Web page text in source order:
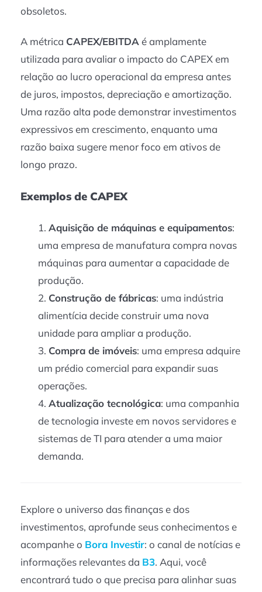
obsoletos.
A métrica CAPEX/EBITDA é amplamente
utilizada para avaliar o impacto do CAPEX em
relação ao lucro operacional da empresa antes
de juros, impostos, depreciação e amortização.
Uma razão alta pode demonstrar investimentos
expressivos em crescimento, enquanto uma
razão baixa sugere menor foco em ativos de
longo prazo.
Exemplos de CAPEX
Aquisição de máquinas e equipamentos:
uma empresa de manufatura compra novas
máquinas para aumentar a capacidade de
produção.
Construção de fábricas: uma indústria
alimentícia decide construir uma nova
unidade para ampliar a produção.
Compra de imóveis: uma empresa adquire
um prédio comercial para expandir suas
operações.
Atualização tecnológica: uma companhia
de tecnologia investe em novos servidores e
sistemas de TI para atender a uma maior
demanda.
Explore o universo das finanças e dos
investimentos, aprofunde seus conhecimentos e
acompanhe o Bora Investir: o canal de notícias e
informações relevantes da B3. Aqui, você
encontrará tudo o que precisa para alinhar suas